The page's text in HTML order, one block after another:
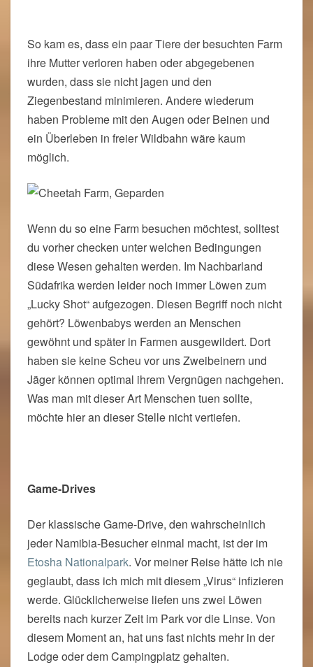
So kam es, dass ein paar Tiere der besuchten Farm
ihre Mutter verloren haben oder abgegebenen
wurden, dass sie nicht jagen und den
Ziegenbestand minimieren. Andere wiederum
haben Probleme mit den Augen oder Beinen und
ein Überleben in freier Wildbahn wäre kaum
möglich.
Wenn du so eine Farm besuchen möchtest, solltest
du vorher checken unter welchen Bedingungen
diese Wesen gehalten werden. Im Nachbarland
Südafrika werden leider noch immer Löwen zum
„Lucky Shot“ aufgezogen. Diesen Begriff noch nicht
gehört? Löwenbabys werden an Menschen
gewöhnt und später in Farmen ausgewildert. Dort
haben sie keine Scheu vor uns Zweibeinern und
Jäger können optimal ihrem Vergnügen nachgehen.
Was man mit dieser Art Menschen tuen sollte,
möchte hier an dieser Stelle nicht vertiefen.
Game-Drives
Der klassische Game-Drive, den wahrscheinlich
jeder Namibia-Besucher einmal macht, ist der im
Etosha Nationalpark. Vor meiner Reise hätte ich nie
geglaubt, dass ich mich mit diesem „Virus“ infizieren
werde. Glücklicherweise liefen uns zwei Löwen
bereits nach kurzer Zeit im Park vor die Linse. Von
diesem Moment an, hat uns fast nichts mehr in der
Lodge oder dem Campingplatz gehalten.